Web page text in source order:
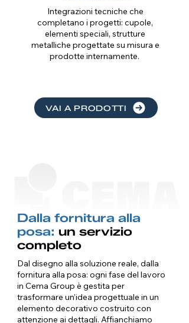
Integrazioni tecniche che
completano i progetti: cupole,
elementi speciali, strutture
metalliche progettate su misura e
prodotte internamente.
VAI A PRODOTTI
Dalla fornitura alla
posa: un servizio
completo
Dal disegno alla soluzione reale, dalla
fornitura alla posa: ogni fase del lavoro
in Cema Group è gestita per
trasformare un’idea progettuale in un
elemento decorativo costruito con
attenzione ai dettagli. Affianchiamo